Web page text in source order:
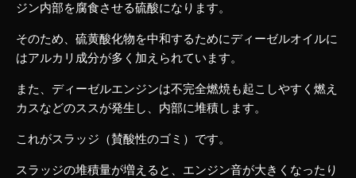
ジン内部を腐食させる硫酸になります。
そのため、硫黄酸化物を中和するためにディーゼルオイルに
はアルカリ成分が多く加えられています。
また、ディーゼルエンジンは不完全燃焼も起こしやすく燃え
カスなどのススが発生し、内部に堆積します。
これがスラッジ（賛酸性のゴミ）です。
スラッジの堆積量が増えると、エンジン音が大きくなったり